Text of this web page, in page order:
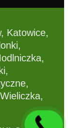
Katowice,